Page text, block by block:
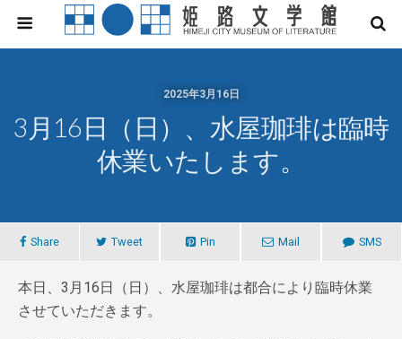
2025年3月16日
3月16日（日）、水屋珈琲は臨時
休業いたします。
Share Tweet Pin Mail SMS
本日、3月16日（日）、水屋珈琲は都合により臨時休業
させていただきます。